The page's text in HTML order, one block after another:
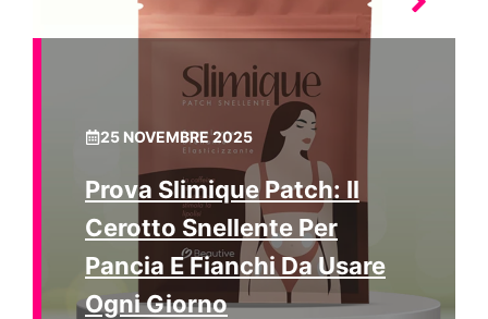
25 NOVEMBRE 2025
Prova Slimique Patch: Il
Cerotto Snellente Per
Pancia E Fianchi Da Usare
Ogni Giorno